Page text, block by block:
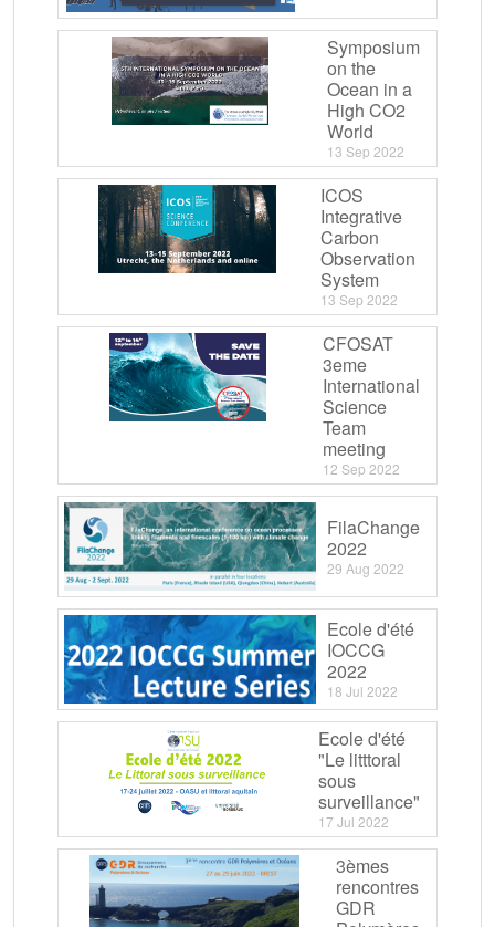
Symposium
on the
Ocean in a
High CO2
World
13 Sep 2022
ICOS
Integrative
Carbon
Observation
System
13 Sep 2022
CFOSAT
3eme
International
Science
Team
meeting
12 Sep 2022
FilaChange
2022
29 Aug 2022
Ecole d'été
IOCCG
2022
18 Jul 2022
Ecole d'été
"Le litttoral
sous
surveillance"
17 Jul 2022
3èmes
rencontres
GDR